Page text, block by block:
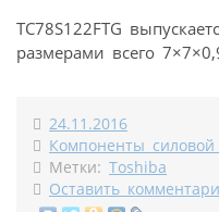
TC78S122FTG
размерами всего
24.11.2016
Компоненты силовой
Метки: Toshiba
Оставить